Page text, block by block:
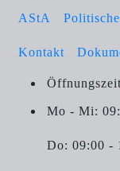
AStA
Kontakt
Mo - Mi:
Do: 09:00 -